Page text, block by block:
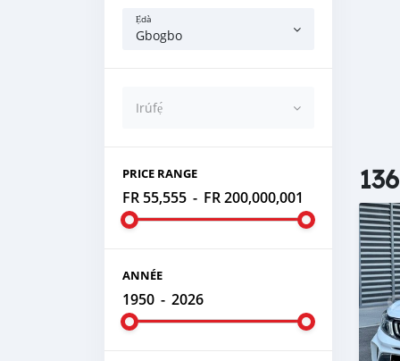
Ẹ̀dà
Gbogbo
Irúfẹ́
PRICE RANGE
FR 55,555 - FR 200,000,001
ANNÉE
1950 - 2026